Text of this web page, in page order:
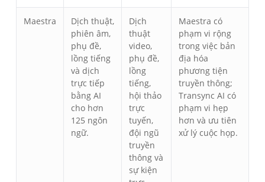
Maestra
Dịch thuật,
phiên âm,
phụ đề,
lồng tiếng
và dịch
trực tiếp
bằng AI
cho hơn
125 ngôn
ngữ.
Dịch
thuật
video,
phụ đề,
lồng
tiếng,
hội thảo
trực
tuyến,
đội ngũ
truyền
thông và
sự kiện
Maestra có
phạm vi rộng
trong việc bản
địa hóa
phương tiện
truyền thông;
Transync AI có
phạm vi hẹp
hơn và ưu tiên
xử lý cuộc họp.